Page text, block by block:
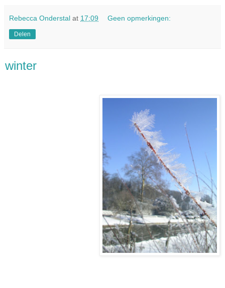
Rebecca Onderstal at 17:09 Geen opmerkingen:
Delen
winter